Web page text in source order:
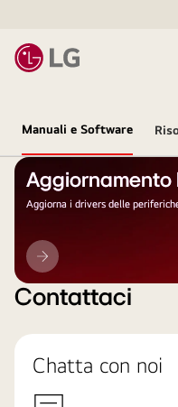
Manuali e Software
Aggiornamento
Aggiorna i drivers delle
Aggiornamento
LG
Contattaci
Chatta con noi